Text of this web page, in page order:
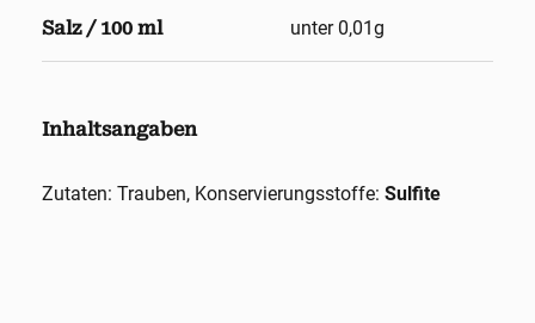
Salz / 100 ml unter 0,01g
Inhaltsangaben
Zutaten: Trauben, Konservierungsstoffe: Sulfite